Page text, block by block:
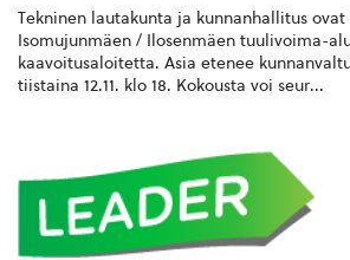
Tekninen lautakunta ja kunnanhallitus
Isomujunmäen / Ilosenmäen tuulivoima-
kaavoitusaloitetta. Asia etenee
tiistaina 12.11. klo 18. Kokousta voi seur...